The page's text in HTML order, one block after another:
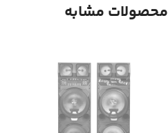
محصولات مشابه